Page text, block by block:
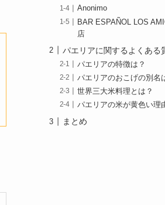
Anonimo
BAR ESPAÑOL LOS
店
パエリアに関するよくある
パエリアの特徴は？
パエリアのおこげの別名
世界三大米料理とは？
パエリアの米が黄色い理
まとめ